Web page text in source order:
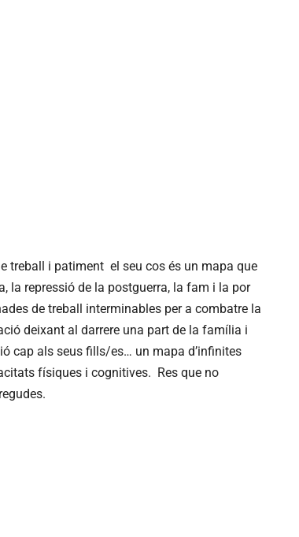
treball i patiment el seu cos és un mapa que
la repressió de la postguerra, la fam i la por
de treball interminables per a combatre la
deixant al darrere una part de la família i
cap als seus fills/es… un mapa d’infinites
físiques i cognitives. Res que no